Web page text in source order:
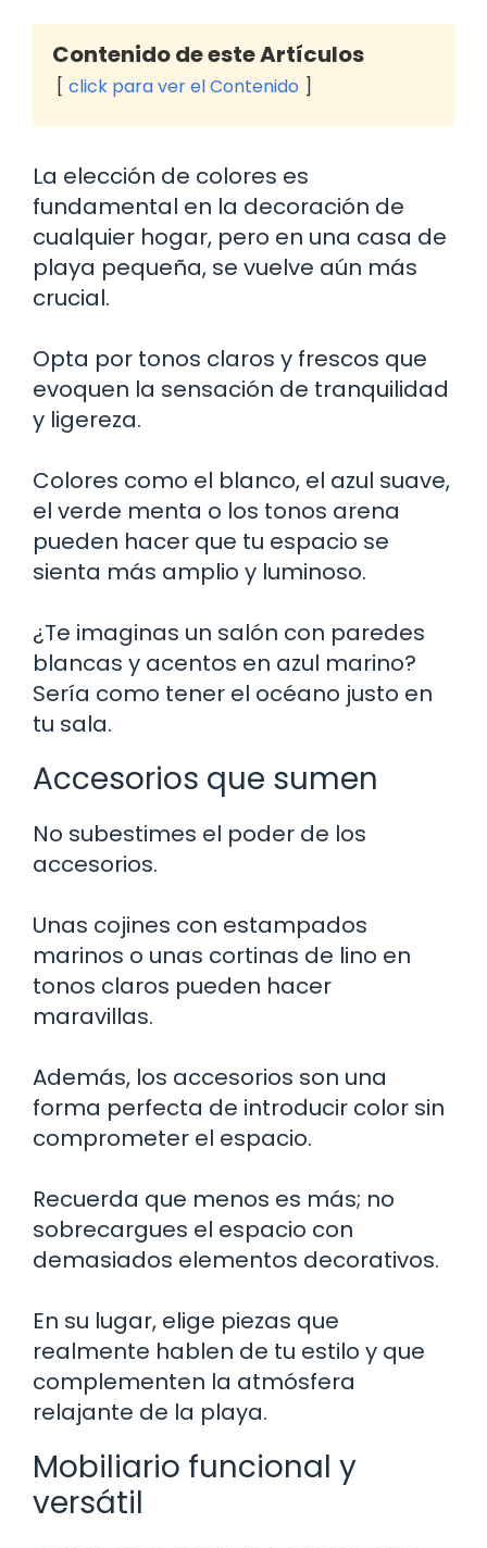
Contenido de este Artículos
click para ver el Contenido
La elección de colores es
fundamental en la decoración de
cualquier hogar, pero en una casa de
playa pequeña, se vuelve aún más
crucial.
Opta por tonos claros y frescos que
evoquen la sensación de tranquilidad
y ligereza.
Colores como el blanco, el azul suave,
el verde menta o los tonos arena
pueden hacer que tu espacio se
sienta más amplio y luminoso.
¿Te imaginas un salón con paredes
blancas y acentos en azul marino?
Sería como tener el océano justo en
tu sala.
Accesorios que sumen
No subestimes el poder de los
accesorios.
Unas cojines con estampados
marinos o unas cortinas de lino en
tonos claros pueden hacer
maravillas.
Además, los accesorios son una
forma perfecta de introducir color sin
comprometer el espacio.
Recuerda que menos es más; no
sobrecargues el espacio con
demasiados elementos decorativos.
En su lugar, elige piezas que
realmente hablen de tu estilo y que
complementen la atmósfera
relajante de la playa.
Mobiliario funcional y
versátil